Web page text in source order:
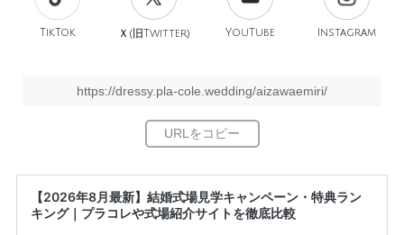
TikTok Ｘ(旧Twitter) YouTube Instagram
https://dressy.pla-cole.wedding/aizawaemiri/
【2026年8月最新】結婚式場見学キャンペーン・特典ラン
キング｜プラコレや式場紹介サイトを徹底比較